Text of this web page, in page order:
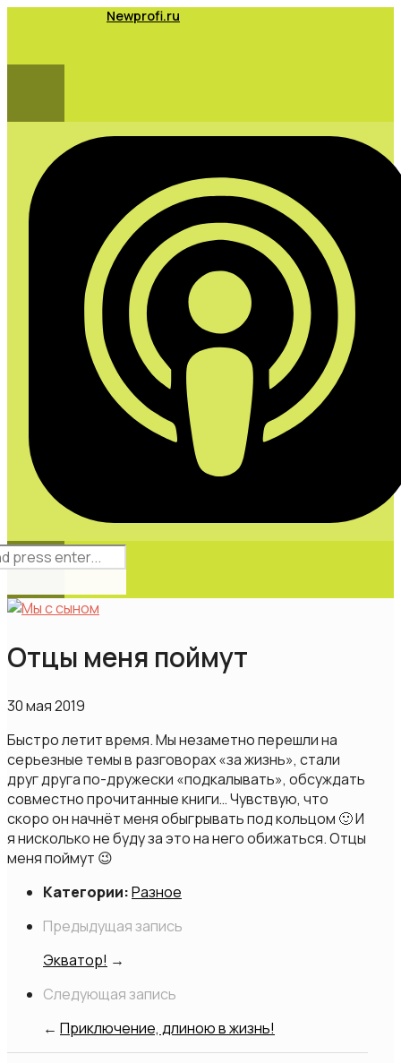
Newprofi.ru
Главная
Выпуски
Блог
Об этом блоге
Контакты
Отцы меня поймут
30 мая 2019
Быстро летит время. Мы незаметно перешли на
серьезные темы в разговорах «за жизнь», стали
друг друга по-дружески «подкалывать», обсуждать
совместно прочитанные книги… Чувствую, что
скоро он начнёт меня обыгрывать под кольцом 🙂 И
я нисколько не буду за это на него обижаться. Отцы
меня поймут 😉
Категории:Разное
Предыдущая запись
Экватор! →
Следующая запись
← Приключение, длиною в жизнь!